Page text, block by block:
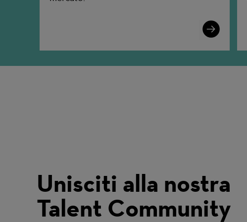
Learn
More
Unisciti alla nostra
Talent Community